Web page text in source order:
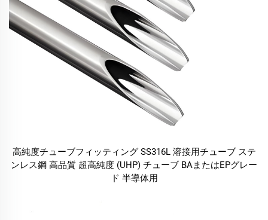
高純度チューブフィッティング SS316L 溶接用チューブ ステ
ンレス鋼 高品質 超高純度 (UHP) チューブ BAまたはEPグレー
ド 半導体用